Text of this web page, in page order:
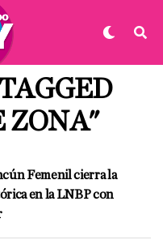
ZONA"
Femenil cierra la
en la LNBP con